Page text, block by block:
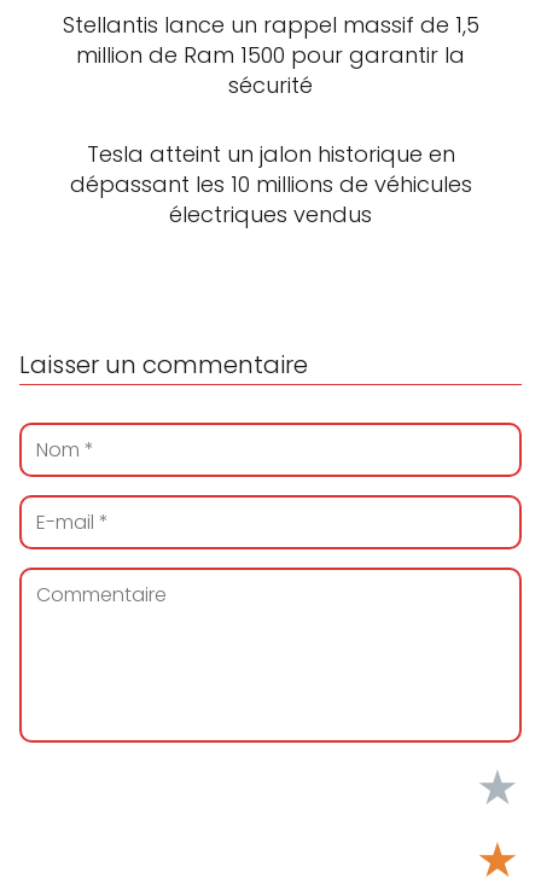
Stellantis lance un rappel massif de 1,5
million de Ram 1500 pour garantir la
sécurité
Tesla atteint un jalon historique en
dépassant les 10 millions de véhicules
électriques vendus
Laisser un commentaire
★
★